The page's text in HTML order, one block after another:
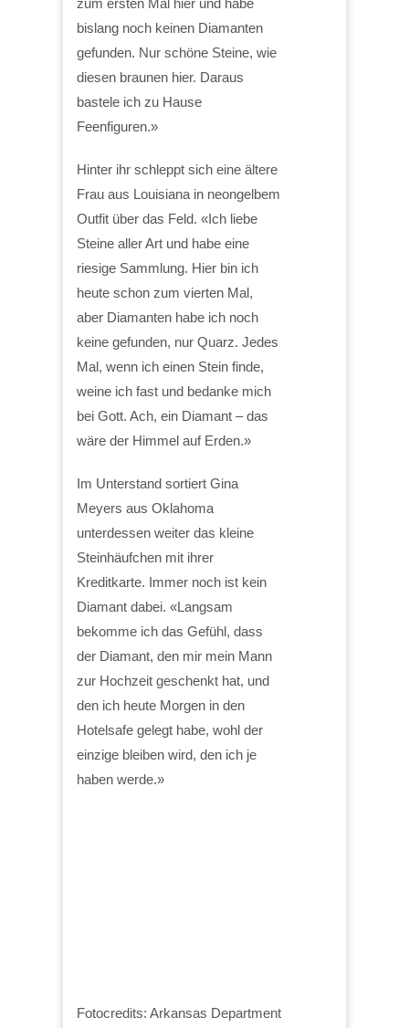
bislang noch keinen Diamanten
gefunden. Nur schöne Steine, wie
diesen braunen hier. Daraus
bastele ich zu Hause
Feenfiguren.»
Hinter ihr schleppt sich eine ältere
Frau aus Louisiana in neongelbem
Outfit über das Feld. «Ich liebe
Steine aller Art und habe eine
riesige Sammlung. Hier bin ich
heute schon zum vierten Mal,
aber Diamanten habe ich noch
keine gefunden, nur Quarz. Jedes
Mal, wenn ich einen Stein finde,
weine ich fast und bedanke mich
bei Gott. Ach, ein Diamant – das
wäre der Himmel auf Erden.»
Im Unterstand sortiert Gina
Meyers aus Oklahoma
unterdessen weiter das kleine
Steinhäufchen mit ihrer
Kreditkarte. Immer noch ist kein
Diamant dabei. «Langsam
bekomme ich das Gefühl, dass
der Diamant, den mir mein Mann
zur Hochzeit geschenkt hat, und
den ich heute Morgen in den
Hotelsafe gelegt habe, wohl der
einzige bleiben wird, den ich je
haben werde.»
Fotocredits: Arkansas Department